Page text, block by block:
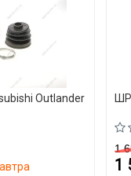
Outlander
1
1